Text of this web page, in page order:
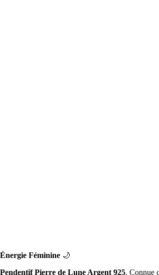
Féminine 🌙
Pendentif Pierre de Lune Argent 925. Connue